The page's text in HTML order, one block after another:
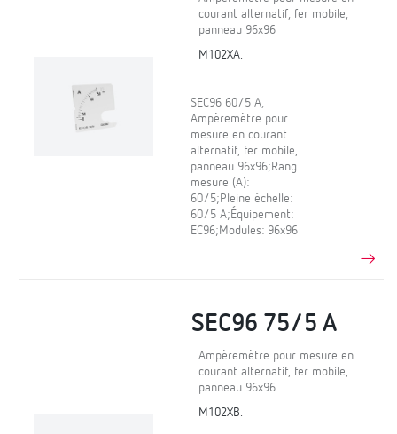
courant alternatif, fer mobile,
panneau 96x96
M102XA.
SEC96 60/5 A,
Ampèremètre pour
mesure en courant
alternatif, fer mobile,
panneau 96x96;Rang
mesure (A):
60/5;Pleine échelle:
60/5 A;Équipement:
EC96;Modules: 96x96
SEC96 75/5 A
Ampèremètre pour mesure en
courant alternatif, fer mobile,
panneau 96x96
M102XB.